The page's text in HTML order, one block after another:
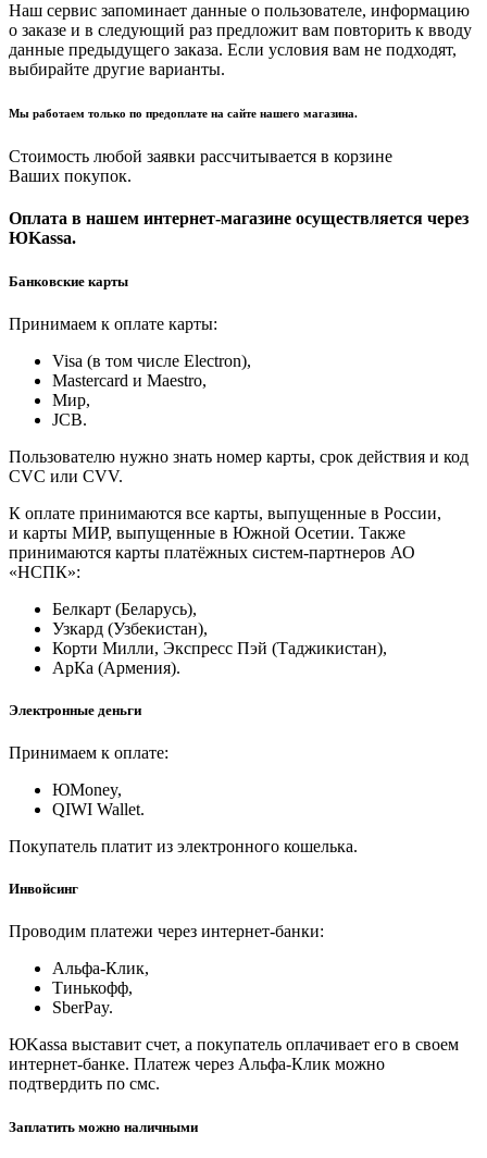
Наш сервис запоминает данные о пользователе, информацию
о заказе и в следующий раз предложит вам повторить к вводу
данные предыдущего заказа. Если условия вам не подходят,
выбирайте другие варианты.
Мы работаем только по предоплате на сайте нашего магазина.
Стоимость любой заявки рассчитывается в корзине
Ваших покупок.
Оплата в нашем интернет-магазине осуществляется через
ЮKassa.
Банковские карты
Принимаем к оплате карты:
Visa (в том числе Electron),
Masterсard и Maestro,
Мир,
JCB.
Пользователю нужно знать номер карты, срок действия и код
CVC или CVV.
К оплате принимаются все карты, выпущенные в России,
и карты МИР, выпущенные в Южной Осетии. Также
принимаются карты платёжных систем-партнеров АО
«НСПК»:
Белкарт (Беларусь),
Узкард (Узбекистан),
Корти Милли, Экспресс Пэй (Таджикистан),
АрКа (Армения).
Электронные деньги
Принимаем к оплате:
ЮMoney,
QIWI Wallet.
Покупатель платит из электронного кошелька.
Инвойсинг
Проводим платежи через интернет-банки:
Альфа-Клик,
Тинькофф,
SberPay.
ЮKassa выставит счет, а покупатель оплачивает его в своем
интернет-банке. Платеж через Альфа-Клик можно
подтвердить по смс.
Заплатить можно наличными